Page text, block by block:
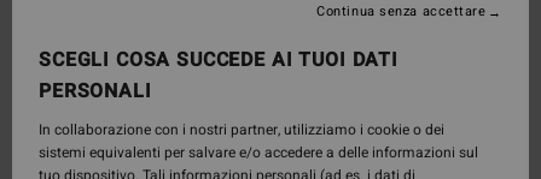
SCEGLI COSA SUCCEDE AI TUOI DATI
PERSONALI
In collaborazione con i nostri partner, utilizziamo i cookie o dei
sistemi equivalenti per salvare e/o accedere a delle informazioni sul
Continua senza accettare